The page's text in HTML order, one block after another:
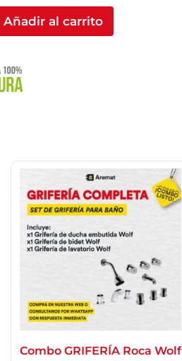
Añadir al carrito
Combo GRIFERÍA Roca Wolf